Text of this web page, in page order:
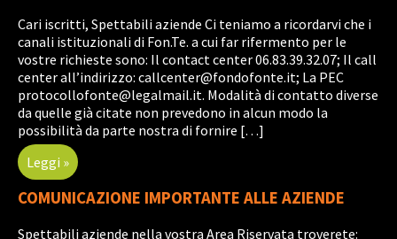
Cari iscritti, Spettabili aziende Ci teniamo a ricordarvi che i
canali istituzionali di Fon.Te. a cui far rifermento per le
vostre richieste sono: Il contact center 06.83.39.32.07; Il call
center all’indirizzo: callcenter@fondofonte.it; La PEC
protocollofonte@legalmail.it. Modalità di contatto diverse
da quelle già citate non prevedono in alcun modo la
possibilità da parte nostra di fornire […]
Leggi »
COMUNICAZIONE IMPORTANTE ALLE AZIENDE
Spettabili aziende nella vostra Area Riservata troverete: